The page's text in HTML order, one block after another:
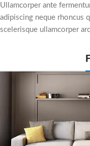
Ullamcorper ante
adipiscing neque rhoncus
scelerisque ullamcorper